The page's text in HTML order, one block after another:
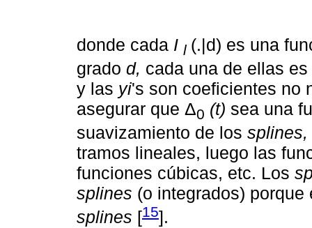
donde cada I l (.|d) es una
grado d, cada una de ellas
y las yi's son coeficientes no
asegurar que Δ0 (t) sea una
suavizamiento de los splines,
tramos lineales, luego las
funciones cúbicas, etc. Los
splines (o integrados)
splines [15].